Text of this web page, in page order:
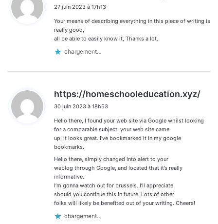
27 juin 2023 à 17h13
Your means of describing everything in this piece of writing is
really good,
all be able to easily know it, Thanks a lot.
chargement…
https://homeschooleducation.xyz/
30 juin 2023 à 18h53
Hello there, I found your web site via Google whilst looking
for a comparable subject, your web site came
up, it looks great. I’ve bookmarked it in my google
bookmarks.
Hello there, simply changed into alert to your
weblog through Google, and located that it’s really
informative.
I’m gonna watch out for brussels. I’ll appreciate
should you continue this in future. Lots of other
folks will likely be benefited out of your writing. Cheers!
chargement…